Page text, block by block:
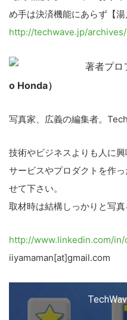
め手は決済機能にあらず【湯
http://techwave.jp/
著者プロ
o Honda）
写真家、広義の編集者。
技術やビジネスよりも人に興
サービスやプロダクトを作
せて下さい。
取材時は結構しっかりと写真
http://www.linkedin.com/in/
iiyamaman[at]gmail.com
イ
ト
を